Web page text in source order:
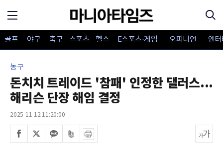
골프 야구 축구 스포츠 헬스 E스포츠·게임 오피니언 엔
농구
돈치치 트레이드 '참패' 인정한 댈러스...
해리슨 단장 해임 결정
2025-11-12 11:20:00